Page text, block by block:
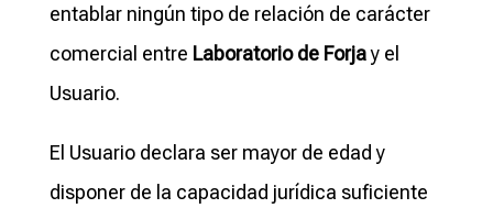
entablar ningún tipo de relación de carácter
comercial entre Laboratorio de Forjay el
Usuario.
El Usuario declara ser mayor de edad y
disponer de la capacidad jurídica suficiente